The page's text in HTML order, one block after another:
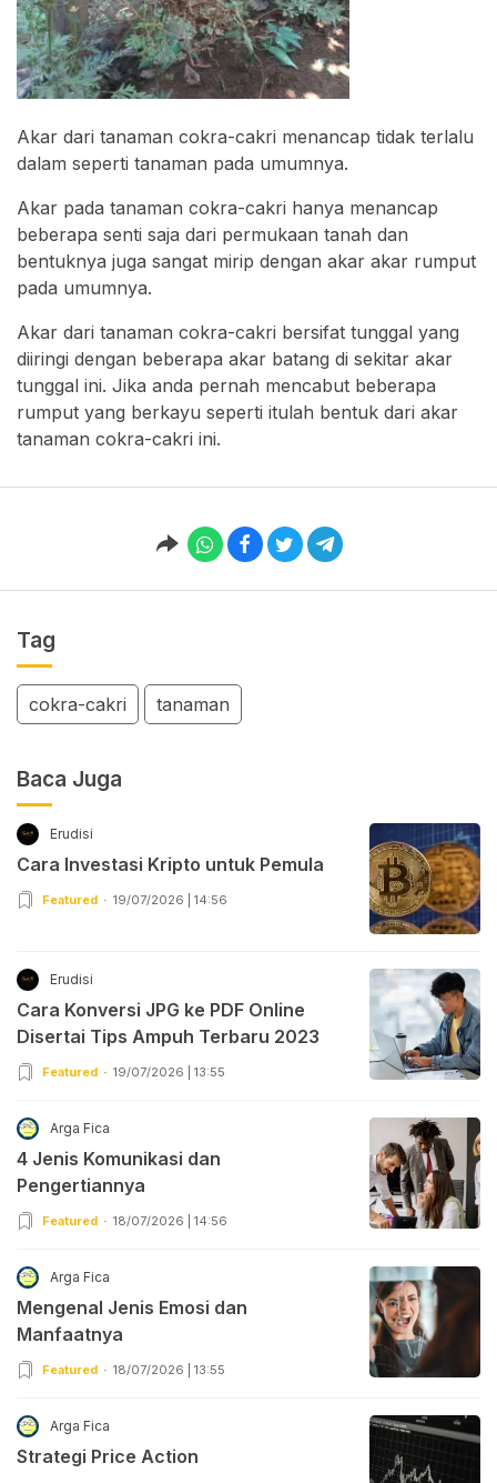
Akar dari tanaman cokra-cakri menancap tidak terlalu
dalam seperti tanaman pada umumnya.
Akar pada tanaman cokra-cakri hanya menancap
beberapa senti saja dari permukaan tanah dan
bentuknya juga sangat mirip dengan akar akar rumput
pada umumnya.
Akar dari tanaman cokra-cakri bersifat tunggal yang
diiringi dengan beberapa akar batang di sekitar akar
tunggal ini. Jika anda pernah mencabut beberapa
rumput yang berkayu seperti itulah bentuk dari akar
tanaman cokra-cakri ini.
Tag
cokra-cakri tanaman
Baca Juga
Erudisi
Cara Investasi Kripto untuk Pemula
Featured 19/07/2026 | 14:56
Erudisi
Cara Konversi JPG ke PDF Online
Disertai Tips Ampuh Terbaru 2023
Featured 19/07/2026 | 13:55
Arga Fica
4 Jenis Komunikasi dan
Pengertiannya
Featured 18/07/2026 | 14:56
Arga Fica
Mengenal Jenis Emosi dan
Manfaatnya
Featured 18/07/2026 | 13:55
Arga Fica
Strategi Price Action